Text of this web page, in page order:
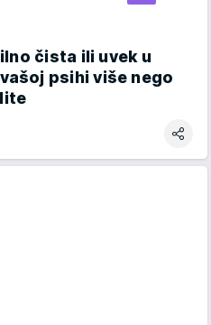
čista ili uvek u
psihi više nego